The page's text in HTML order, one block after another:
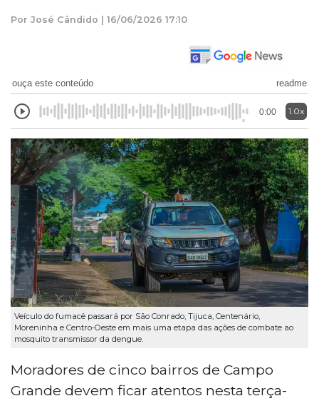
Por José Cândido | 16/06/2026 17:10
ouça este conteúdo readme
0:00 1.0x
Veículo do fumacê passará por São Conrado, Tijuca, Centenário,
Moreninha e Centro-Oeste em mais uma etapa das ações de combate ao
mosquito transmissor da dengue.
Moradores de cinco bairros de Campo
Grande devem ficar atentos nesta terça-